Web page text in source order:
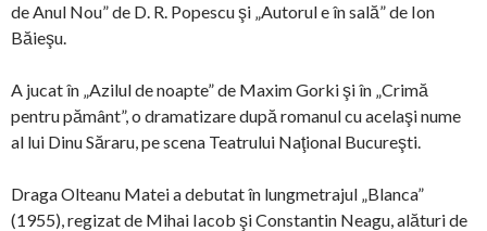
de Anul Nou” de D. R. Popescu şi „Autorul e în sală” de Ion
Băieşu.
A jucat în „Azilul de noapte” de Maxim Gorki şi în „Crimă
pentru pământ”, o dramatizare după romanul cu acelaşi nume
al lui Dinu Săraru, pe scena Teatrului Naţional Bucureşti.
Draga Olteanu Matei a debutat în lungmetrajul „Blanca”
(1955), regizat de Mihai Iacob şi Constantin Neagu, alături de